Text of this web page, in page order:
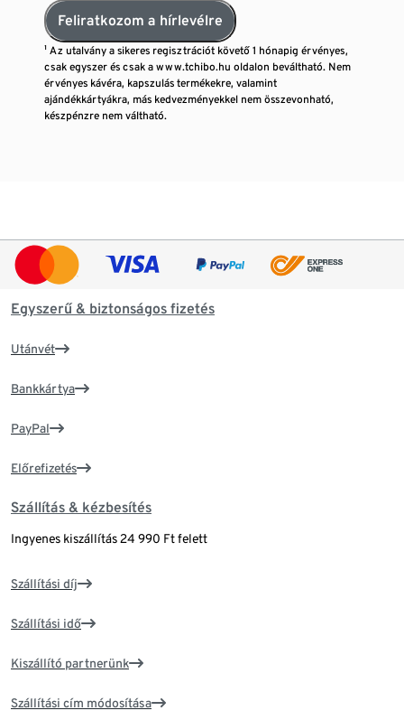
Feliratkozom a hírlevélre
¹ Az utalvány a sikeres regisztrációt követő 1 hónapig érvényes,
csak egyszer és csak a www.tchibo.hu oldalon beváltható. Nem
érvényes kávéra, kapszulás termékekre, valamint
ajándékkártyákra, más kedvezményekkel nem összevonható,
készpénzre nem váltható.
Egyszerű & biztonságos fizetés
Utánvét
Bankkártya
PayPal
Előrefizetés
Szállítás & kézbesítés
Ingyenes kiszállítás 24 990 Ft felett
Szállítási díj
Szállítási idő
Kiszállító partnerünk
Szállítási cím módosítása